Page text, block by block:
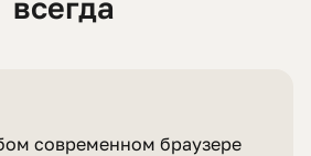
всегда
современном браузере